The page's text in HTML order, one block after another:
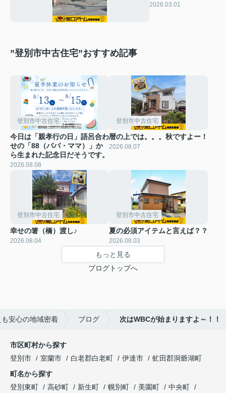
2026.03.01
”登別市中古住宅”おすすめ記事
登別市中古住宅
今日は「親孝行の日」語呂合わ
せの「88（パパ・ママ）」か
ら生まれた記念日だそうです。
2026.08.08
登別市中古住宅
暦の上では。。。秋ですよー！
2026.08.07
登別市中古住宅
幸せの箸（橋）渡し♪
2026.08.04
登別市中古住宅
夏の必須アイテムと言えば？？
2026.08.03
もっと見る
ブログトップへ
安心の地域密着 ブログ 次はWBCが始まりますよ～！！
市区町村から探す
登別市
室蘭市 白老郡白老町 伊達市
虻田郡洞爺湖町
町名から探す
登別東町
高砂町 新生町 幌別町 美園町
中央町